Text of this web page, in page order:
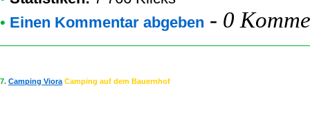
• Einen Kommentar abgeben - 0
7. Camping Viora Camping auf dem Bauernhof